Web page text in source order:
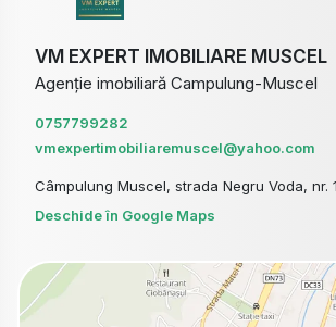
VM EXPERT IMOBILIARE MUSCEL
Agenție imobiliară Campulung-Muscel
0757799282
vmexpertimobiliaremuscel@yahoo.com
Câmpulung Muscel, strada Negru Voda, nr.
Deschide în Google Maps